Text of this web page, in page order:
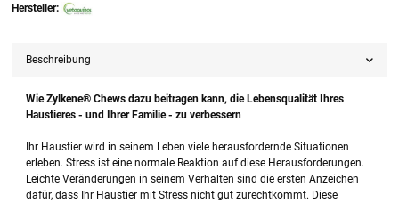
Hersteller:
Beschreibung
Wie Zylkene® Chews dazu beitragen kann, die Lebensqualität Ihres
Haustieres - und Ihrer Familie - zu verbessern
Ihr Haustier wird in seinem Leben viele herausfordernde Situationen
erleben. Stress ist eine normale Reaktion auf diese Herausforderungen.
Leichte Veränderungen in seinem Verhalten sind die ersten Anzeichen
dafür, dass Ihr Haustier mit Stress nicht gut zurechtkommt. Diese